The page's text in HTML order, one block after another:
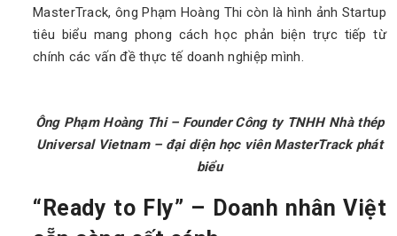
MasterTrack, ông Phạm Hoàng Thi còn là hình ảnh Startup
tiêu biểu mang phong cách học phản biện trực tiếp từ
chính các vấn đề thực tế doanh nghiệp mình.
Ông Phạm Hoàng Thi – Founder Công ty TNHH Nhà thép
Universal Vietnam – đại diện học viên MasterTrack phát
biểu
“Ready to Fly” – Doanh nhân Việt